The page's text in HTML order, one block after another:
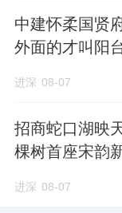
为什么这些远
子里蹦出来的
业、周末住住
中建怀柔国贤
外面的才叫阳
进深 08-07
招商蛇口湖映
棵树首座宋韵
进深 08-07